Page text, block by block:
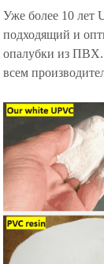
Уже более 10 лет
подходящий и
опалубки из ПВХ.
всем